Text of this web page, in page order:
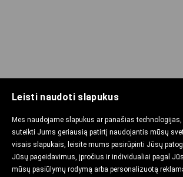
Leisti naudoti slapukus
Mes naudojame slapukus ar panašias
suteikti Jums geriausią patirtį naudojantis mūsų
visais slapukais, leisite mums pasirūpinti Jūsų
Jūsų pageidavimus, įpročius ir individualiai pagal
mūsų pasiūlymų rodymą arba personalizuotą